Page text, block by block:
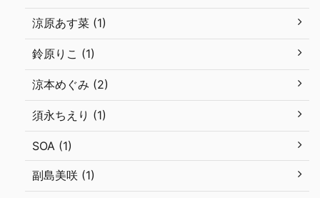
涼原あす菜 (1)
鈴原りこ (1)
涼本めぐみ (2)
須永ちえり (1)
SOA (1)
副島美咲 (1)